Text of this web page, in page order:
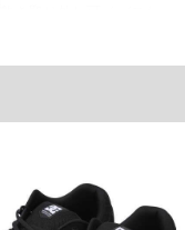
き取り外し可／バスケッ
さい。